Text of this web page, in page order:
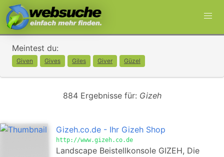
Meintest du:
Given Gives Giles Giver Güzel
884 Ergebnisse für: Gizeh
Gizeh.co.de - Ihr Gizeh Shop
http://www.gizeh.co.de
Landscape Beistellkonsole GIZEH, Die